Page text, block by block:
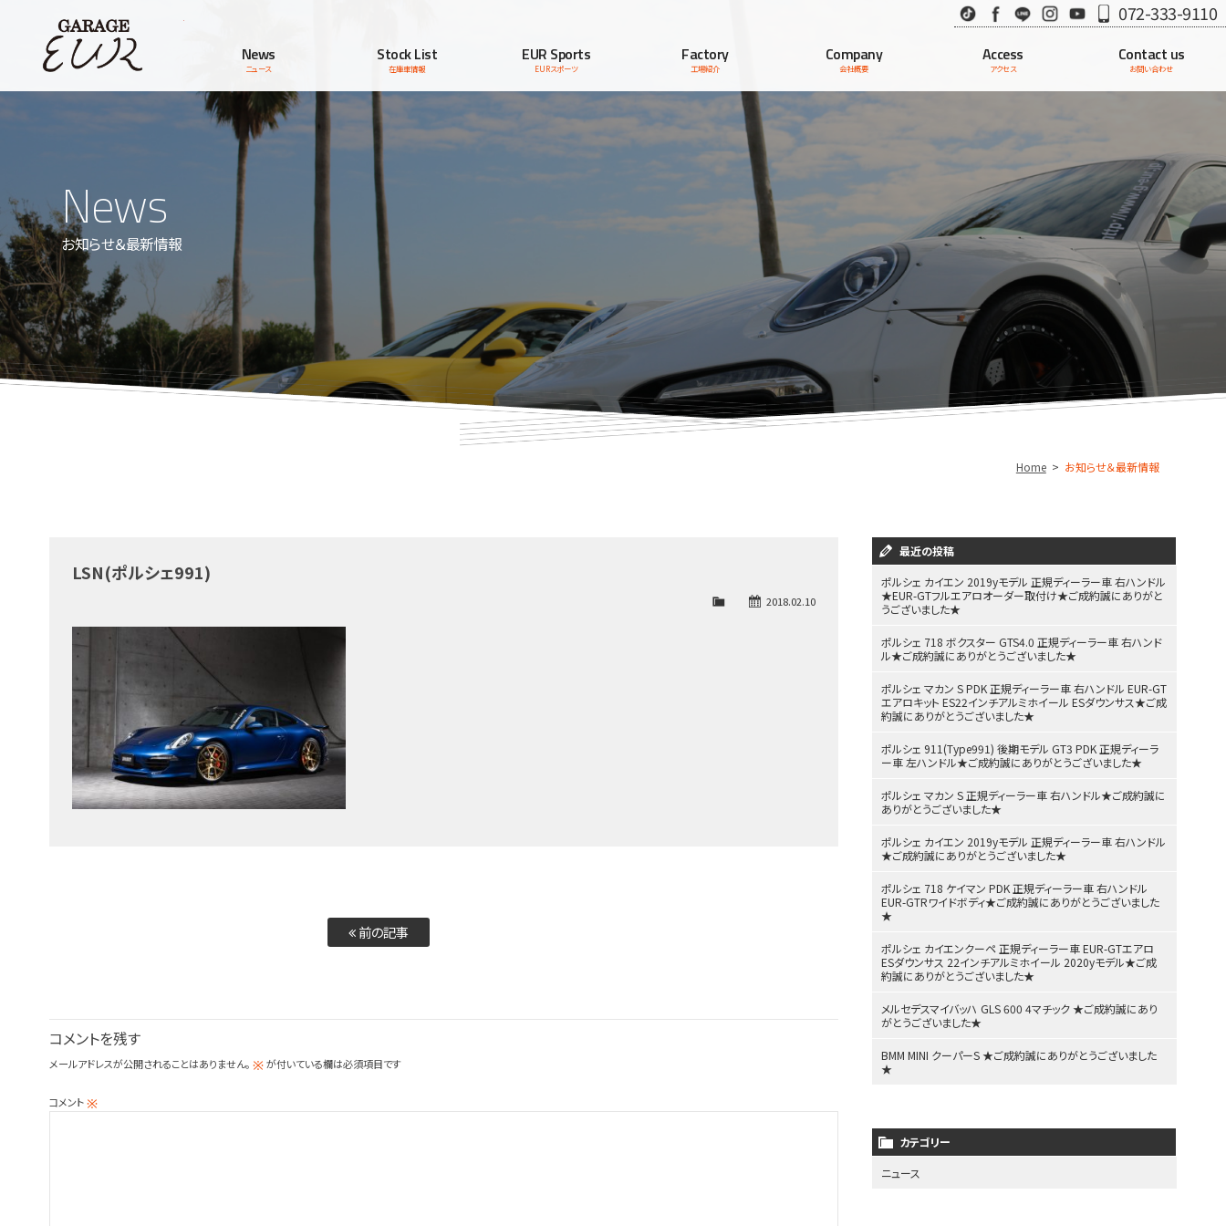
TikTok Facebook
LINE InstagramYoutube072-333-9110
News
ニュース
Stock List
在庫車情報
EUR Sports
EURスポーツ
Factory
工場紹介
Company
会社概要
Access
アクセス
Contact us
お問い合わせ
News
お知らせ＆最新情報
Home お知らせ＆最新情報
LSN(ポルシェ991)
2018.02.10
前の記事
コメントを残す
メールアドレスが公開されることはありません。 ※が付いている欄は必須項目です
コメント※
最近の投稿
ポルシェ カイエン 2019yモデル 正規ディーラー車 右ハンドル
★EUR-GTフルエアロオーダー取付け★ご成約誠にありがと
うございました★
ポルシェ 718 ボクスター GTS4.0 正規ディーラー車 右ハンド
ル★ご成約誠にありがとうございました★
ポルシェ マカン S PDK 正規ディーラー車 右ハンドル EUR-GT
エアロキット ES22インチアルミホイール ESダウンサス★ご成
約誠にありがとうございました★
ポルシェ 911(Type991) 後期モデル GT3 PDK 正規ディーラ
ー車 左ハンドル★ご成約誠にありがとうございました★
ポルシェ マカン S 正規ディーラー車 右ハンドル★ご成約誠に
ありがとうございました★
ポルシェ カイエン 2019yモデル 正規ディーラー車 右ハンドル
★ご成約誠にありがとうございました★
ポルシェ 718 ケイマン PDK 正規ディーラー車 右ハンドル
EUR-GTRワイドボディ★ご成約誠にありがとうございました
★
ポルシェ カイエンクーペ 正規ディーラー車 EUR-GTエアロ
ESダウンサス 22インチアルミホイール 2020yモデル★ご成
約誠にありがとうございました★
メルセデスマイバッハ GLS 600 4マチック ★ご成約誠にあり
がとうございました★
BMM MINI クーパーS ★ご成約誠にありがとうございました
★
カテゴリー
ニュース